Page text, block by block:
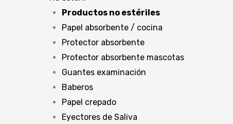
Productos no estériles
Papel absorbente / cocina
Protector absorbente
Protector absorbente mascotas
Guantes examinación
Baberos
Papel crepado
Eyectores de Saliva